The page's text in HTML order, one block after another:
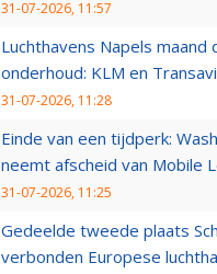
31-07-2026, 11:57
Luchthavens Napels maand
onderhoud: KLM en
31-07-2026, 11:28
Einde van een tijdperk:
neemt afscheid van Mobile
31-07-2026, 11:25
Gedeelde tweede plaats
verbonden Europese